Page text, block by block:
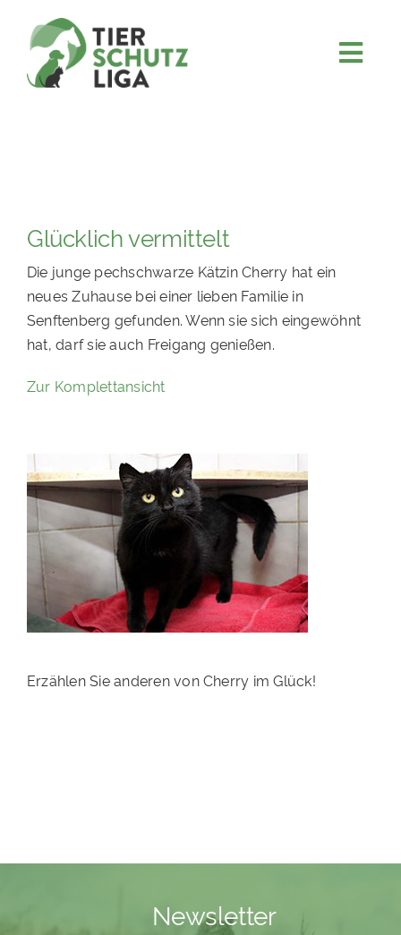
content
FÖRDERN & VERERBEN
KOOPERATIONEN
4KIDS
TIERHEIMTIERE
TIERHEIME
HELFER WERDEN
RATGEBER
Glücklich vermittelt
Die junge pechschwarze Kätzin Cherry hat ein
neues Zuhause bei einer lieben Familie in
Senftenberg gefunden. Wenn sie sich eingewöhnt
hat, darf sie auch Freigang genießen.
Zur Komplettansicht
Erzählen Sie anderen von Cherry im Glück!
Newsletter